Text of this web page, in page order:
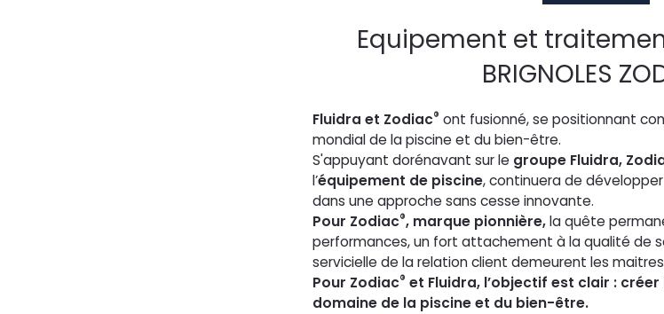
Equipement et
BRIGNOLES
Fluidra et Zodiac® ont fusionné, se positionnant
mondial de la piscine et du bien-être.
S'appuyant dorénavant sur le groupe Fluidra,
l’équipement de piscine, continuera de
dans une approche sans cesse innovante.
Pour Zodiac®, marque pionnière,la quête
performances, un fort attachement à la qualité de
servicielle de la relation client demeurent les
Pour Zodiac® et Fluidra, l’objectif est clair :
domaine de la piscine et du bien-être.